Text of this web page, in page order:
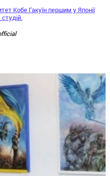
Кобе Гакуїн першим у Японії